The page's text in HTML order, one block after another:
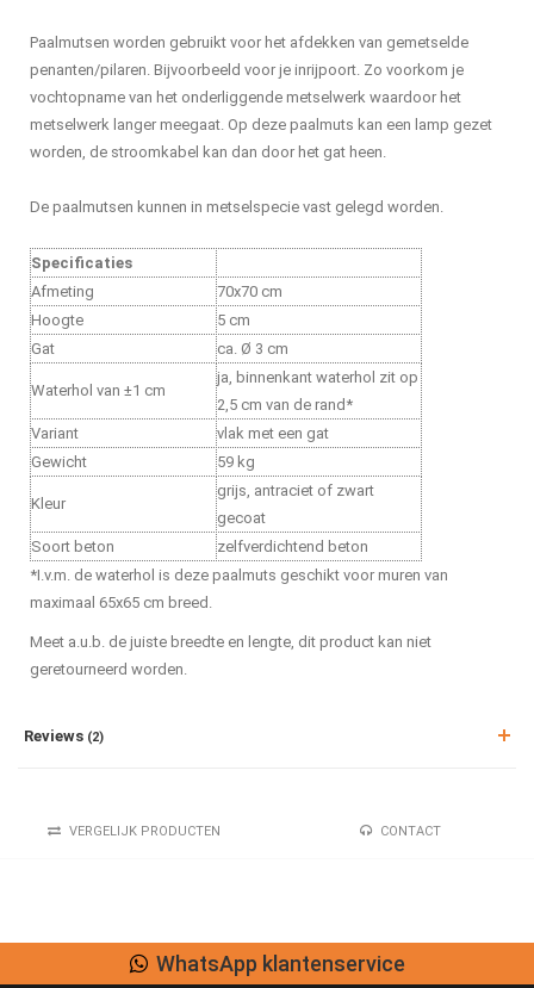
Paalmutsen worden gebruikt voor het afdekken van gemetselde
penanten/pilaren. Bijvoorbeeld voor je inrijpoort. Zo voorkom je
vochtopname van het onderliggende metselwerk waardoor het
metselwerk langer meegaat. Op deze paalmuts kan een lamp gezet
worden, de stroomkabel kan dan door het gat heen.
De paalmutsen kunnen in metselspecie vast gelegd worden.
Specificaties
Afmeting
70x70 cm
Hoogte
5 cm
Gat
ca. Ø 3 cm
Waterhol van ±1 cm
ja, binnenkant waterhol zit op
2,5 cm van de rand*
Variant
vlak met een gat
Gewicht
59 kg
Kleur
grijs, antraciet of zwart
gecoat
Soort beton
zelfverdichtend beton
*I.v.m. de waterhol is deze paalmuts geschikt voor muren van
maximaal 65x65 cm breed.
Meet a.u.b. de juiste breedte en lengte, dit product kan niet
geretourneerd worden.
Reviews (2)
VERGELIJK PRODUCTEN CONTACT
WhatsApp klantenservice